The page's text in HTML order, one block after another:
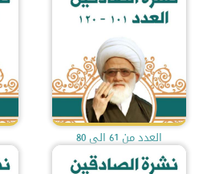
العدد من 61 الى 80